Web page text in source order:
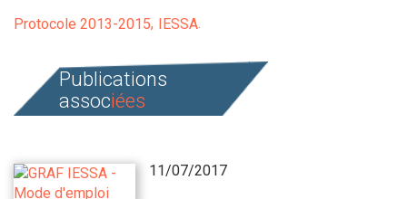
Protocole 2013-2015 IESSA
Publications
associées
11/07/2017